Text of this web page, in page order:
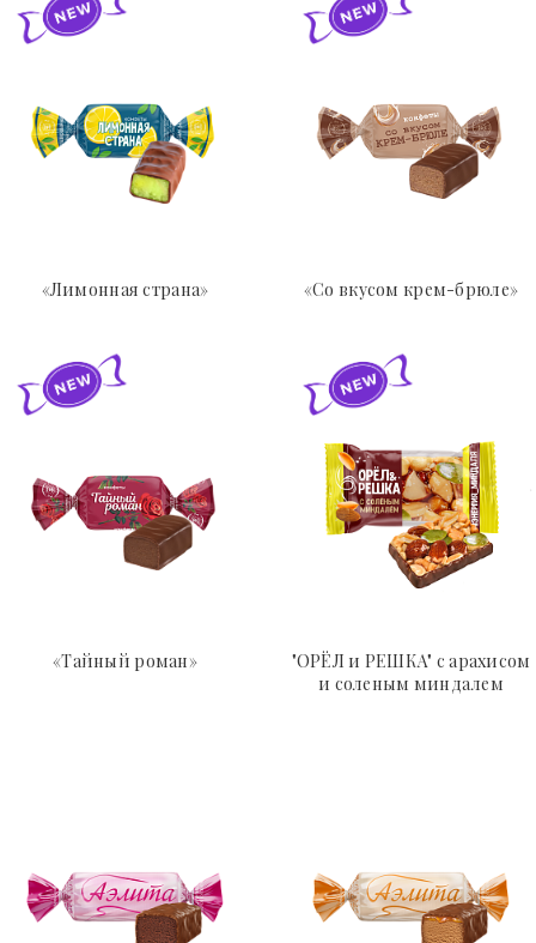
«Лимонная страна» «Со вкусом крем-брюле»
«Тайный роман»
"ОРЁЛ и РЕШКА" с арахисом
и соленым миндалем